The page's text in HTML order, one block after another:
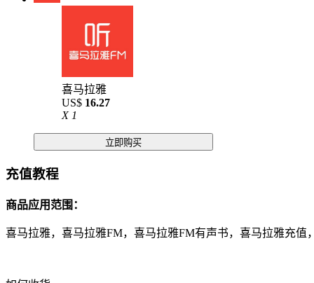
喜马拉雅
US$ 16.27
X 1
立即购买
充值教程
商品应用范围：
喜马拉雅，喜马拉雅FM，喜马拉雅FM有声书，喜马拉雅充值